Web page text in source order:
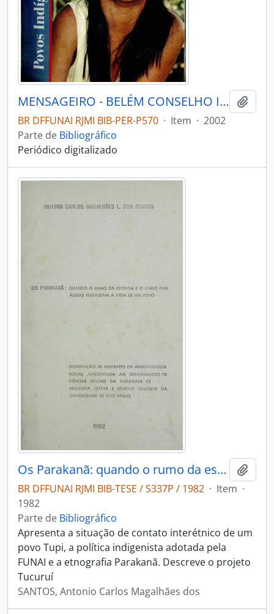
MENSAGEIRO - BELÉM CONSELHO INDIGENISTA MISSIONÁRIO - 2002 - Nº133
BR DFFUNAI RJMI BIB-PER-P570 · Item · 2002
Parte de Bibliográfico
Periódico digitalizado
Os Parakanã: quando o rumo da estrada e o curso das águas perpassam a vida de um povo
BR DFFUNAI RJMI BIB-TESE / S337P / 1982 · Item ·
1982
Parte de Bibliográfico
Apresenta a situação de contato interétnico de um
povo Tupi, a política indigenista adotada pela
FUNAI e a etnografia Parakanã. Descreve o projeto
Tucuruí
SANTOS, Antonio Carlos Magalhães dos